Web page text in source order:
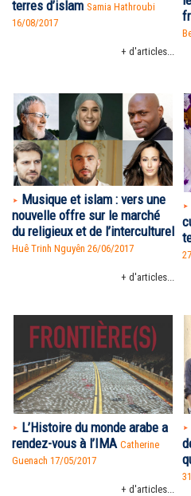
terres d’islam Samia Hathroubi
16/08/2017
+ d'articles...
Musique et islam : vers une
nouvelle offre sur le marché
du religieux et de l’interculturel
Huê Trinh Nguyên 26/06/2017
+ d'articles...
L’Histoire du monde arabe a
rendez-vous à l’IMA Catherine
Guenach 17/05/2017
+ d'articles...